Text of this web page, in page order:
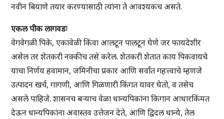
नवीन बियाणे तयार करण्यासाठी त्यांना ते आवश्यकच असते.
एकल पीक लागवडः
वेगवेगळी पिके, एकावेळी किंवा आलटून पालटून घेणे जर फायदेशीर
असेल तर शेतकरी नक्कीच तसे करेल. शेतकरी शेतात काय पिकवायचे
याचा निर्णय हवामान, जमिनीचा प्रकार आणि सर्वांत गहत्त्वाचे म्हणजे
उत्पादन खर्च, गागणी, आणि गिळणारी किंगत यावर घेतो, व तसेच
असले पाहिजे. शासनच बऱ्याच वेळा धान्यपिकांना किगान आधारकिंमत
देऊन धान्यपिकांना अवास्तव उत्तेजन देते, आणि द्विदल धान्ये, तेल